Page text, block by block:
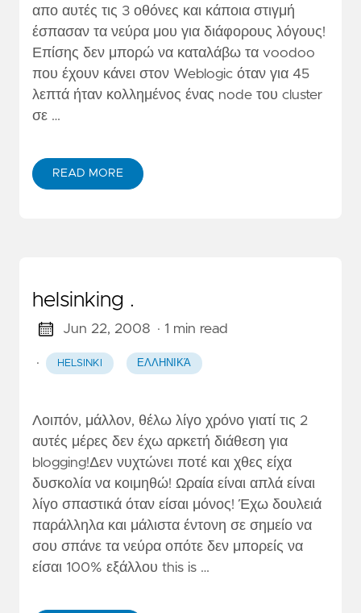
απο αυτές τις 3 οθόνες και κάποια στιγμή
έσπασαν τα νεύρα μου για διάφορους λόγους!
Επίσης δεν μπορώ να καταλάβω τα voodoo
που έχουν κάνει στον Weblogic όταν για 45
λεπτά ήταν κολλημένος ένας node του cluster
σε …
READ MORE
helsinking .
Jun 22, 2008 · 1 min read
· HELSINKI ΕΛΛΗΝΙΚΆ
Λοιπόν, μάλλον, θέλω λίγο χρόνο γιατί τις 2
αυτές μέρες δεν έχω αρκετή διάθεση για
blogging!Δεν νυχτώνει ποτέ και χθες είχα
δυσκολία να κοιμηθώ! Ωραία είναι απλά είναι
λίγο σπαστικά όταν είσαι μόνος! Έχω δουλειά
παράλληλα και μάλιστα έντονη σε σημείο να
σου σπάνε τα νεύρα οπότε δεν μπορείς να
είσαι 100% εξάλλου this is …